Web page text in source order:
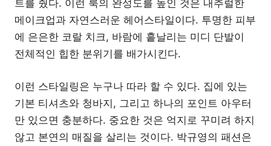
트를 줬다. 이런 룩의 완성도를 높인 것은 내추럴한
메이크업과 자연스러운 헤어스타일이다. 투명한 피부
에 은은한 코랄 치크, 바람에 흩날리는 미디 단발이
전체적인 힙한 분위기를 배가시킨다.
이런 스타일링은 누구나 따라 할 수 있다. 집에 있는
기본 티셔츠와 청바지, 그리고 하나의 포인트 아우터
만 있으면 충분하다. 중요한 것은 억지로 꾸미려 하지
않고 본연의 매질을 살리는 것이다. 박규영의 패션은